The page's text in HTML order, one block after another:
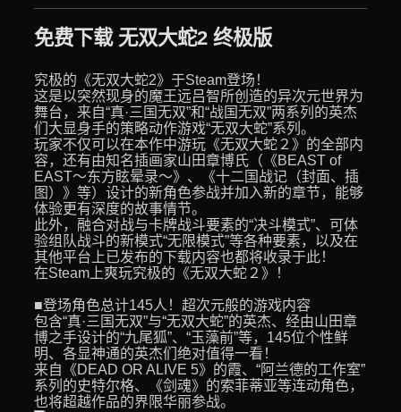
免费下载 无双大蛇2 终极版
究极的《无双大蛇2》于Steam登场！
这是以突然现身的魔王远吕智所创造的异次元世界为
舞台，来自“真·三国无双”和“战国无双”两系列的英杰
们大显身手的策略动作游戏“无双大蛇”系列。
玩家不仅可以在本作中游玩《无双大蛇２》的全部内
容，还有由知名插画家山田章博氏（《BEAST of
EAST～东方眩晕录～》、《十二国战记（封面、插
图）》等）设计的新角色参战并加入新的章节，能够
体验更有深度的故事情节。
此外，融合对战与卡牌战斗要素的“决斗模式”、可体
验组队战斗的新模式“无限模式”等各种要素，以及在
其他平台上已发布的下载内容也都将收录于此！
在Steam上爽玩究极的《无双大蛇２》！
■登场角色总计145人！超次元般的游戏内容
包含“真·三国无双”与“无双大蛇”的英杰、经由山田章
博之手设计的“九尾狐”、“玉藻前”等，145位个性鲜
明、各显神通的英杰们绝对值得一看！
来自《DEAD OR ALIVE 5》的霞、“阿兰德的工作室”
系列的史特尔格、《剑魂》的索菲蒂亚等连动角色，
也将超越作品的界限华丽参战。